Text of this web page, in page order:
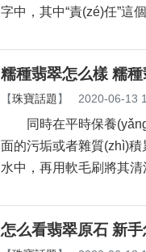
字中，其中“責(zé)任”這
糯種翡翠怎么樣 糯
【珠寶話題】 2020-06-13
同時在平時保養(yǎng)
面的污垢或者雜質(zhì)積
水中，再用軟毛刷將其
怎么看翡翠原石 新